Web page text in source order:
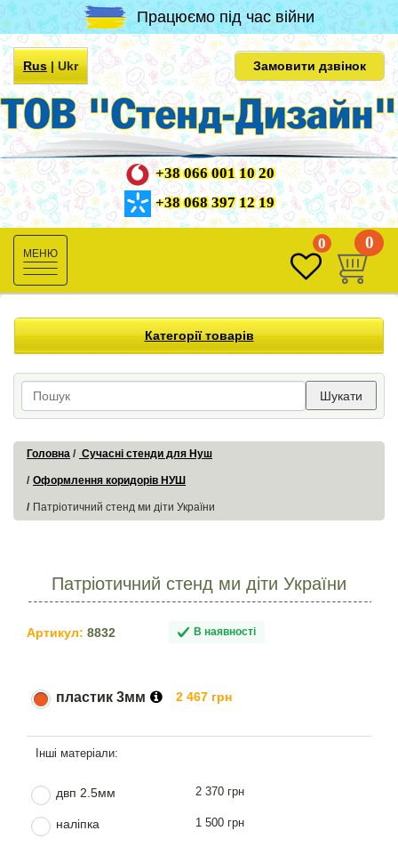
Працюємо під час війни
Rus|Ukr Замовити дзвінок
+38 066 001 10 20
+38 068 397 12 19
Toggle
navigation
0 0
Категорії товарів
Шукати
Головна Сучасні стенди для Нуш
Оформлення коридорів НУШ
Патріотичний стенд ми діти України
Патріотичний стенд ми діти України
Артикул: 8832 В наявності
пластик 3мм 2 467 грн
двп 2.5мм 2 370 грн
наліпка 1 500 грн